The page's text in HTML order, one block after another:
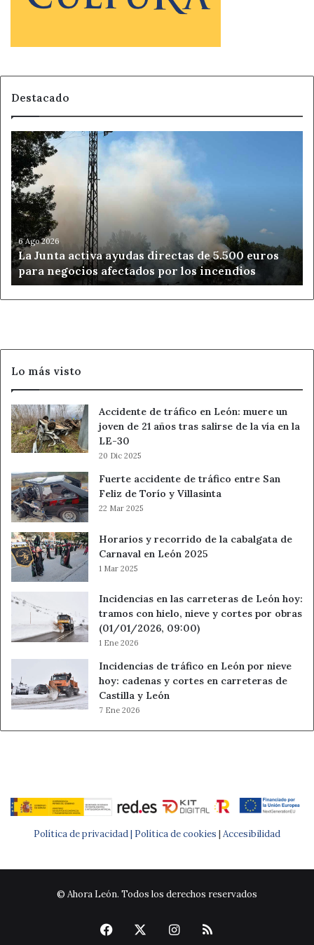
Destacado
La
Junta
activa
ayudas
directas
de
5.500
euros
para
negocios
afectados
por
6 Ago 2026
La Junta activa ayudas directas de 5.500 euros
para negocios afectados por los incendios
Lo más visto
Accidente de tráfico en León: muere un
joven de 21 años tras salirse de la vía en la
LE-30
20 Dic 2025
Fuerte accidente de tráfico entre San
Feliz de Torío y Villasinta
22 Mar 2025
Horarios y recorrido de la cabalgata de
Carnaval en León 2025
1 Mar 2025
Incidencias en las carreteras de León hoy:
tramos con hielo, nieve y cortes por obras
(01/01/2026, 09:00)
1 Ene 2026
Incidencias de tráfico en León por nieve
hoy: cadenas y cortes en carreteras de
Castilla y León
7 Ene 2026
Política de privacidad | Política de cookies | Accesibilidad
© Ahora León. Todos los derechos reservados
Facebook Instagram
RSS